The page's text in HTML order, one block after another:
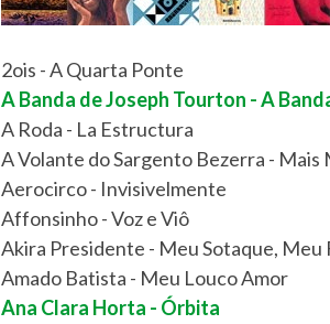
2ois - A Quarta Ponte
A Banda de Joseph Tourton - A
A Roda - La Estructura
A Volante do Sargento Bezerra - Mais
Aerocirco - Invisivelmente
Affonsinho - Voz e Viô
Akira Presidente - Meu Sotaque, Meu
Amado Batista - Meu Louco Amor
Ana Clara Horta - Órbita